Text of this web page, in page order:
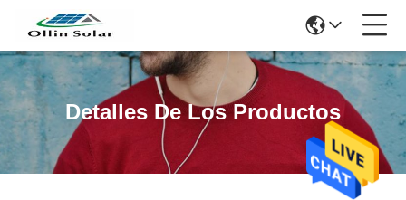
Detalles De Los Productos